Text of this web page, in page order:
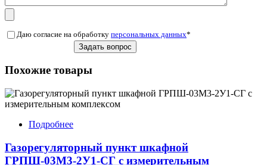
Даю согласие на обработку персональных данных*
Похожие товары
Подробнее
Газорегуляторный пункт шкафной
ГРПШ-03М3-2У1-СГ с измерительным